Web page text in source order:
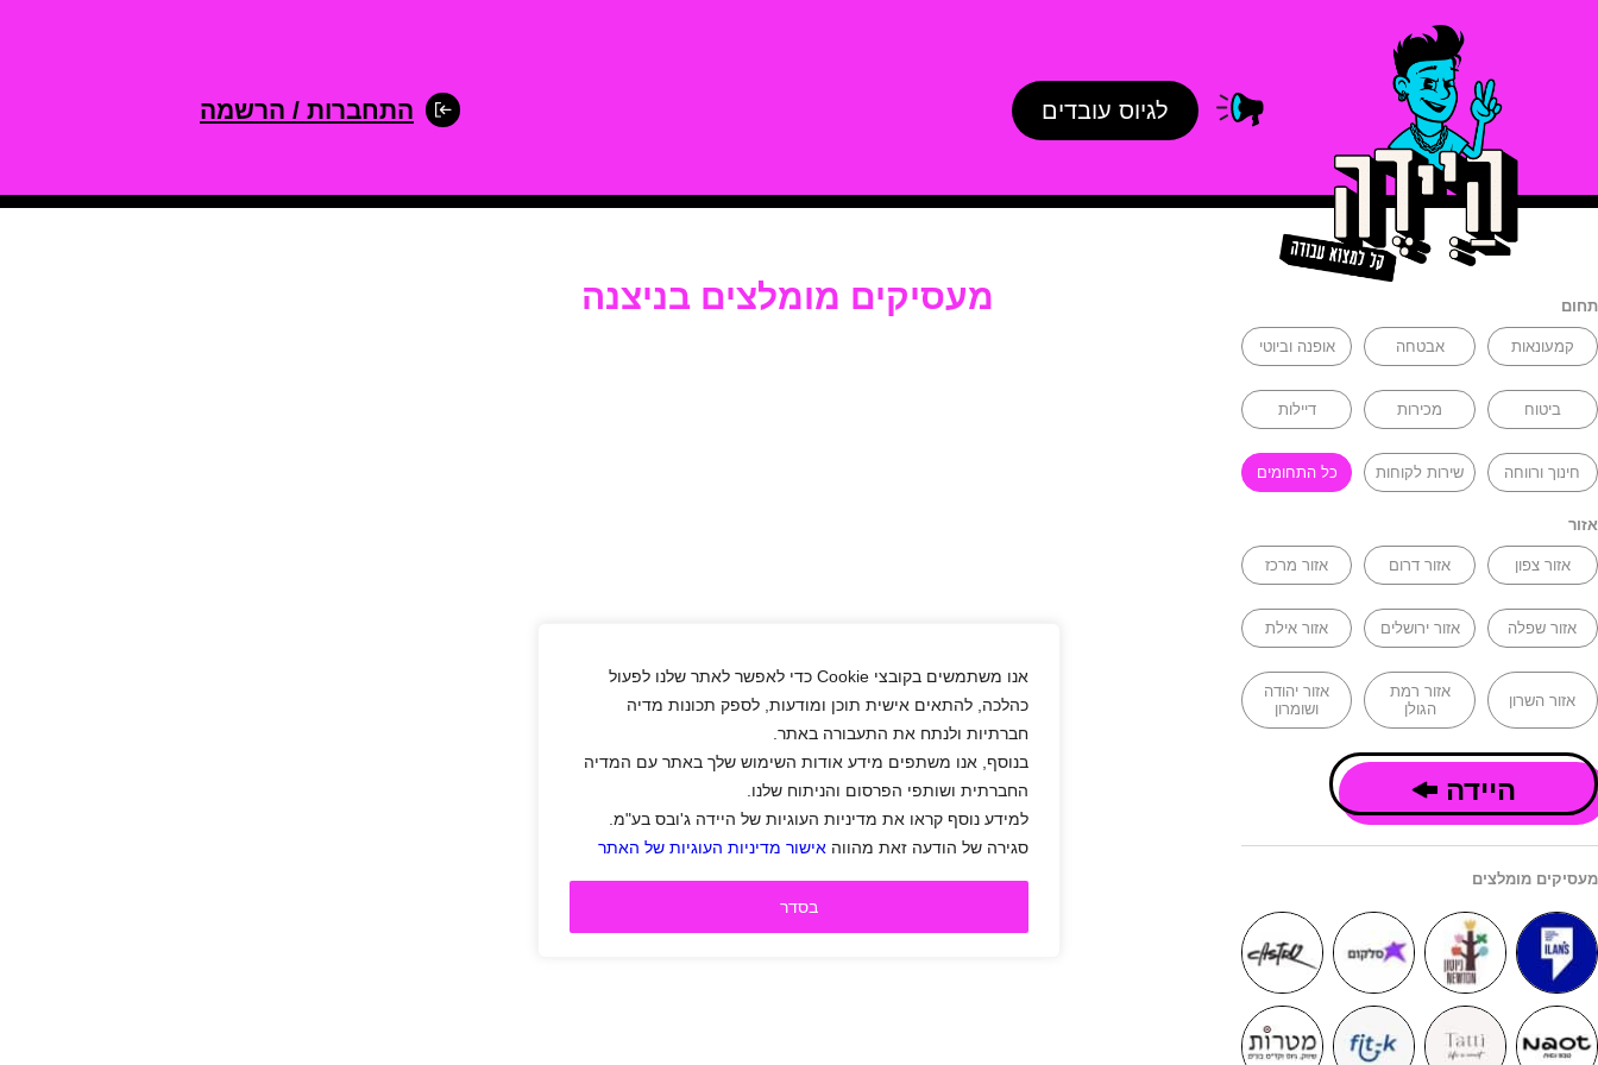
אנו משתמשים בקובצי Cookie כדי לאפשר לאתר שלנו לפעול
כהלכה, להתאים אישית תוכן ומודעות, לספק תכונות מדיה
חברתיות ולנתח את התעבורה באתר.
בנוסף, אנו משתפים מידע אודות השימוש שלך באתר עם המדיה
החברתית ושותפי הפרסום והניתוח שלנו.
למידע נוסף קראו את מדיניות העוגיות של היידה ג'ובס בע"מ.
סגירה של הודעה זאת מהווה אישור מדיניות העוגיות של האתר
בסדר
לגיוס עובדים התחברות / הרשמה
תחום
קמעונאות אבטחה אופנה וביוטי
ביטוח מכירות דיילות
חינוך ורווחה שירות לקוחות כל התחומים
אזור
אזור צפון אזור דרום אזור מרכז
אזור שפלה אזור ירושלים אזור אילת
אזור השרון
אזור רמת
הגולן
אזור יהודה
ושומרון
היידה
מעסיקים מומלצים
מעסיקים מומלצים בניצנה